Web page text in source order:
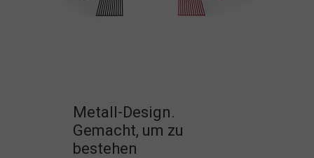
Metall-Design.
Gemacht, um zu
bestehen